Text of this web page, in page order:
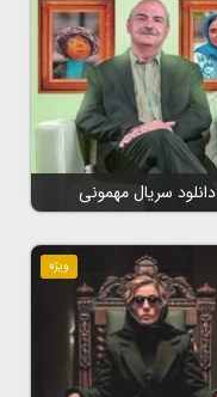
دانلود سریال مهمونی
ویژه